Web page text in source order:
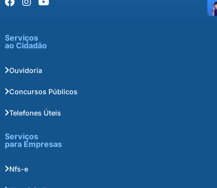
Serviços
ao Cidadão
Ouvidoria
Concursos Públicos
Telefones Úteis
Serviços
para Empresas
Nfs-e